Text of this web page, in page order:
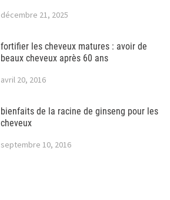
décembre 21, 2025
fortifier les cheveux matures : avoir de
beaux cheveux après 60 ans
avril 20, 2016
bienfaits de la racine de ginseng pour les
cheveux
septembre 10, 2016